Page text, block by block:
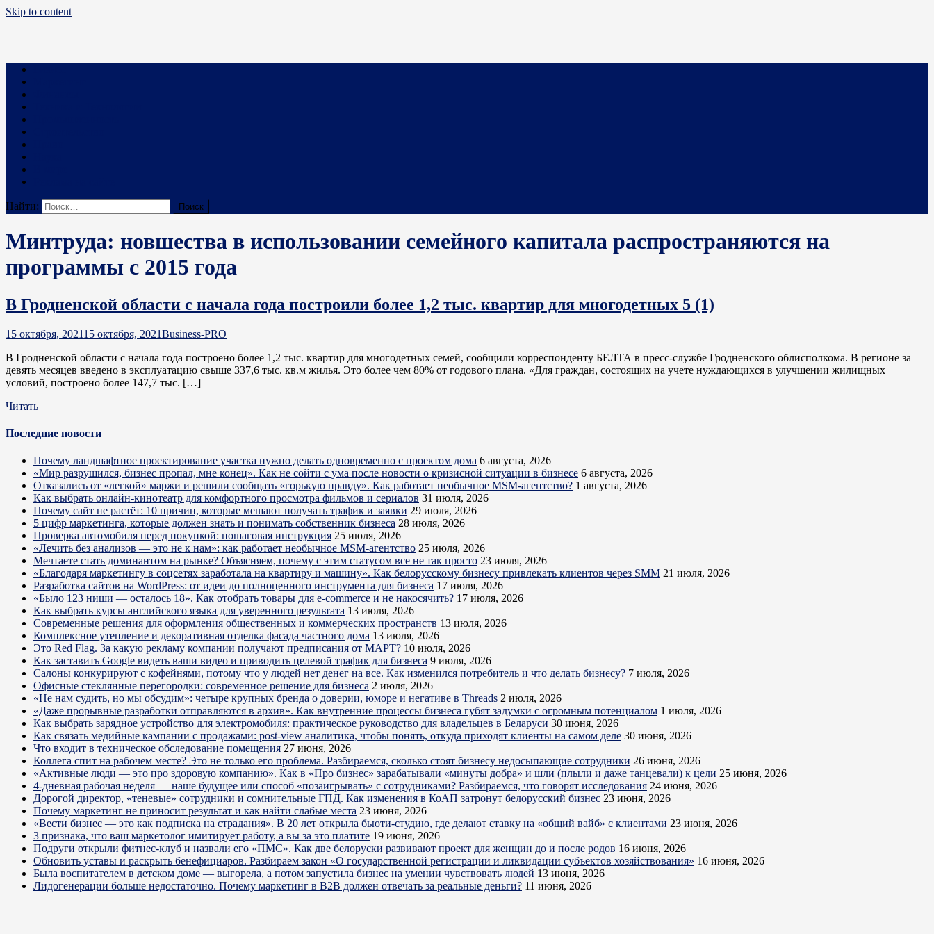
Skip to content
Business PRO
Новости про бизнес и не только
Найти:
Минтруда: новшества в использовании семейного капитала распространяются на
программы с 2015 года
В Гродненской области с начала года построили более 1,2 тыс. квартир для многодетных 5 (1)
15 октября, 202115 октября, 2021Business-PRO
В Гродненской области с начала года построено более 1,2 тыс. квартир для многодетных семей, сообщили корреспонденту БЕЛТА в пресс-службе Гродненского облисполкома. В регионе за
девять месяцев введено в эксплуатацию свыше 337,6 тыс. кв.м жилья. Это более чем 80% от годового плана. «Для граждан, состоящих на учете нуждающихся в улучшении жилищных
условий, построено более 147,7 тыс. […]
Читать
Последние новости
Почему ландшафтное проектирование участка нужно делать одновременно с проектом дома 6 августа, 2026
«Мир разрушился, бизнес пропал, мне конец». Как не сойти с ума после новости о кризисной ситуации в бизнесе 6 августа, 2026
Отказались от «легкой» маржи и решили сообщать «горькую правду». Как работает необычное MSM-агентство? 1 августа, 2026
Как выбрать онлайн-кинотеатр для комфортного просмотра фильмов и сериалов 31 июля, 2026
Почему сайт не растёт: 10 причин, которые мешают получать трафик и заявки 29 июля, 2026
5 цифр маркетинга, которые должен знать и понимать собственник бизнеса 28 июля, 2026
Проверка автомобиля перед покупкой: пошаговая инструкция 25 июля, 2026
«Лечить без анализов — это не к нам»: как работает необычное MSM-агентство 25 июля, 2026
Мечтаете стать доминантом на рынке? Объясняем, почему с этим статусом все не так просто 23 июля, 2026
«Благодаря маркетингу в соцсетях заработала на квартиру и машину». Как белорусскому бизнесу привлекать клиентов через SMM 21 июля, 2026
Разработка сайтов на WordPress: от идеи до полноценного инструмента для бизнеса 17 июля, 2026
«Было 123 ниши — осталось 18». Как отобрать товары для e-commerce и не накосячить? 17 июля, 2026
Как выбрать курсы английского языка для уверенного результата 13 июля, 2026
Современные решения для оформления общественных и коммерческих пространств 13 июля, 2026
Комплексное утепление и декоративная отделка фасада частного дома 13 июля, 2026
Это Red Flag. За какую рекламу компании получают предписания от МАРТ? 10 июля, 2026
Как заставить Google видеть ваши видео и приводить целевой трафик для бизнеса 9 июля, 2026
Салоны конкурируют с кофейнями, потому что у людей нет денег на все. Как изменился потребитель и что делать бизнесу? 7 июля, 2026
Офисные стеклянные перегородки: современное решение для бизнеса 2 июля, 2026
«Не нам судить, но мы обсудим»: четыре крупных бренда о доверии, юморе и негативе в Threads 2 июля, 2026
«Даже прорывные разработки отправляются в архив». Как внутренние процессы бизнеса губят задумки с огромным потенциалом 1 июля, 2026
Как выбрать зарядное устройство для электромобиля: практическое руководство для владельцев в Беларуси 30 июня, 2026
Как связать медийные кампании с продажами: post-view аналитика, чтобы понять, откуда приходят клиенты на самом деле 30 июня, 2026
Что входит в техническое обследование помещения 27 июня, 2026
Коллега спит на рабочем месте? Это не только его проблема. Разбираемся, сколько стоят бизнесу недосыпающие сотрудники 26 июня, 2026
«Активные люди — это про здоровую компанию». Как в «Про бизнес» зарабатывали «минуты добра» и шли (плыли и даже танцевали) к цели 25 июня, 2026
4-дневная рабочая неделя — наше будущее или способ «позаигрывать» с сотрудниками? Разбираемся, что говорят исследования 24 июня, 2026
Дорогой директор, «теневые» сотрудники и сомнительные ГПД. Как изменения в КоАП затронут белорусский бизнес 23 июня, 2026
Почему маркетинг не приносит результат и как найти слабые места 23 июня, 2026
«Вести бизнес — это как подписка на страдания». В 20 лет открыла бьюти-студию, где делают ставку на «общий вайб» с клиентами 23 июня, 2026
3 признака, что ваш маркетолог имитирует работу, а вы за это платите 19 июня, 2026
Подруги открыли фитнес-клуб и назвали его «ПМС». Как две белоруски развивают проект для женщин до и после родов 16 июня, 2026
Обновить уставы и раскрыть бенефициаров. Разбираем закон «О государственной регистрации и ликвидации субъектов хозяйствования» 16 июня, 2026
Была воспитателем в детском доме — выгорела, а потом запустила бизнес на умении чувствовать людей 13 июня, 2026
Лидогенерации больше недостаточно. Почему маркетинг в B2B должен отвечать за реальные деньги? 11 июня, 2026